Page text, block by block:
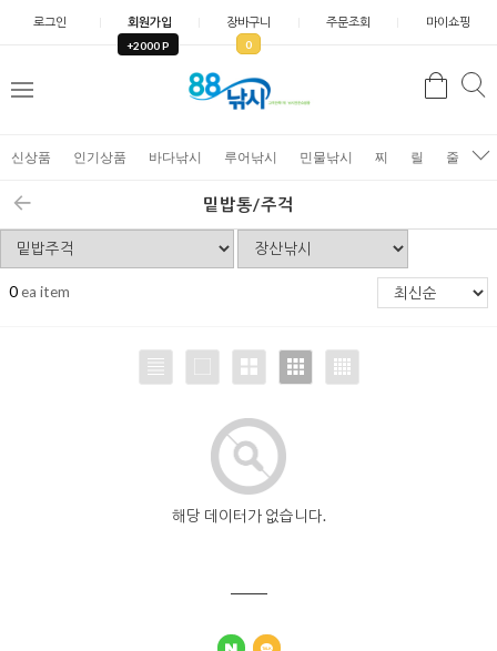
로그인 회원가입
+2000 P
장바구니
0
주문조회 마이쇼핑
검
신상품 인기상품 바다낚시 루어낚시 민물낚시 찌 릴 줄
밑밥통/주걱
0ea item
해당 데이터가 없습니다.